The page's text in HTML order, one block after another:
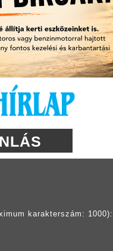
karakterszám: 1000):